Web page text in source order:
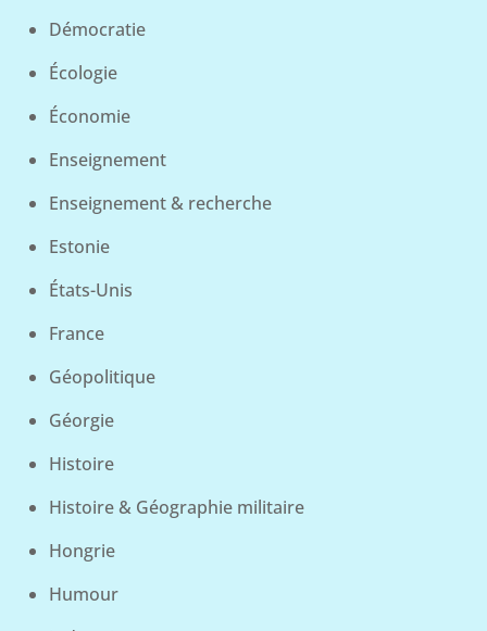
Démocratie
Écologie
Économie
Enseignement
Enseignement & recherche
Estonie
États-Unis
France
Géopolitique
Géorgie
Histoire
Histoire & Géographie militaire
Hongrie
Humour